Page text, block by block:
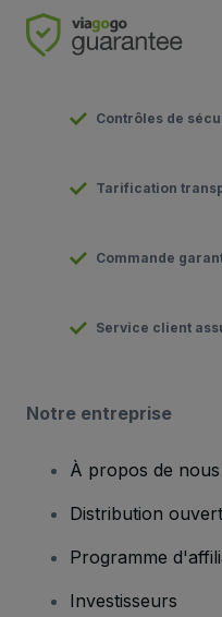
Contrôles de
Tarification
Commande
Service client
Notre entreprise
À propos de nous
Distribution
Programme
Investisseurs